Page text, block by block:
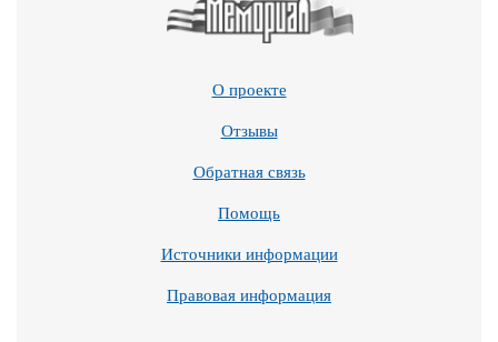
О проекте
Отзывы
Обратная связь
Помощь
Источники информации
Правовая информация